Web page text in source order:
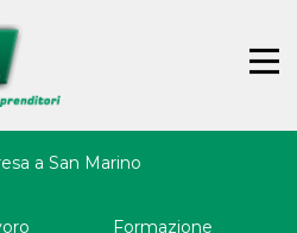
☰
a San Marino
Formazione